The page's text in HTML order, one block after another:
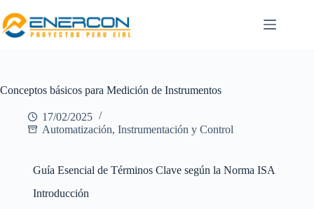
Conceptos básicos para Medición de Instrumentos
17/02/2025
Automatización, Instrumentación y Control
Guía Esencial de Términos Clave según la Norma ISA
Introducción